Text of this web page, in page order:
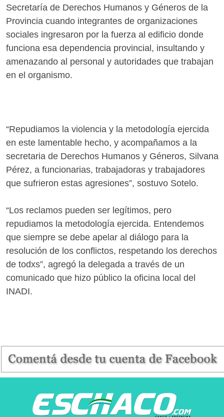
Secretaría de Derechos Humanos y Géneros de la
Provincia cuando integrantes de organizaciones
sociales ingresaron por la fuerza al edificio donde
funciona esa dependencia provincial, insultando y
amenazando al personal y autoridades que trabajan
en el organismo.
“Repudiamos la violencia y la metodología ejercida
en este lamentable hecho, y acompañamos a la
secretaria de Derechos Humanos y Géneros, Silvana
Pérez, a funcionarias, trabajadoras y trabajadores
que sufrieron estas agresiones”, sostuvo Sotelo.
“Los reclamos pueden ser legítimos, pero
repudiamos la metodología ejercida. Entendemos
que siempre se debe apelar al diálogo para la
resolución de los conflictos, respetando los derechos
de todxs”, agregó la delegada a través de un
comunicado que hizo público la oficina local del
INADI.